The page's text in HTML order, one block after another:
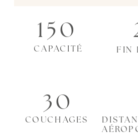
FIN
COUCHAGES
30
CAPACITÉ
150